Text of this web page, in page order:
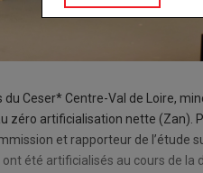
du Ceser* Centre-Val de Loire,
zéro artificialisation nette (Zan).
et rapporteur de l’étude
été artificialisés au cours de la